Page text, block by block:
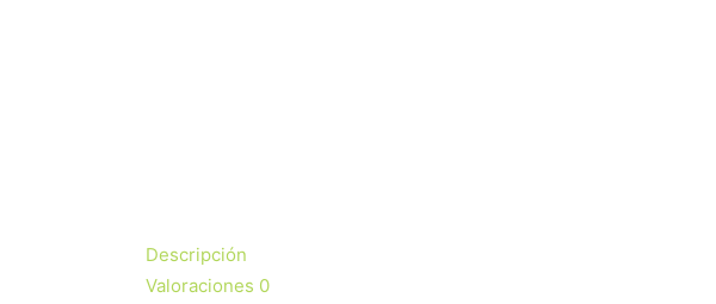
Descripción
Valoraciones 0